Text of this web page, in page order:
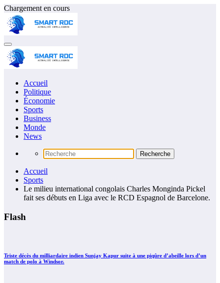
Aller
au
contenu
Chargement en cours
Accueil
Politique
Économie
Sports
Business
Monde
News
Accueil
Sports
Le milieu international congolais Charles Monginda Pickel
fait ses débuts en Liga avec le RCD Espagnol de Barcelone.
Flash
Triste décès du milliardaire indien Sunjay Kapur suite à une piqûre d’abeille lors d’un
match de polo à Windsor.